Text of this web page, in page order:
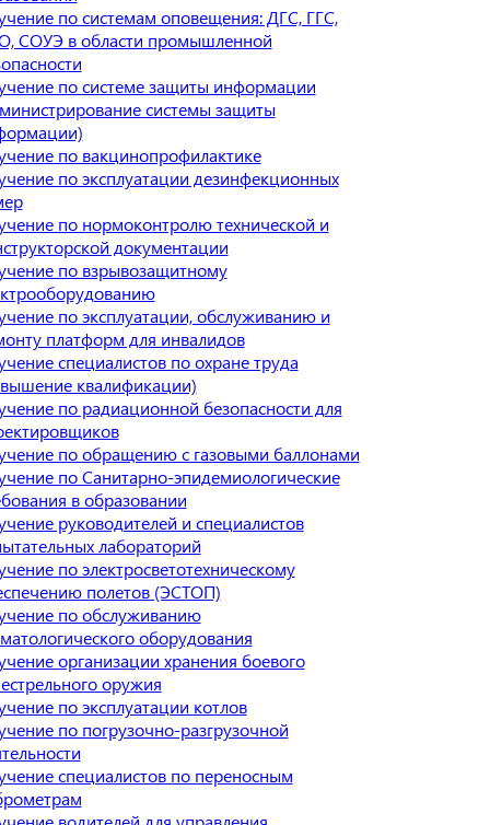
по системам оповещения: ДГС, ГГС,
СОУЭ в области промышленной
по системе защиты информации
системы защиты
по вакцинопрофилактике
по эксплуатации дезинфекционных
по нормоконтролю технической и
документации
по взрывозащитному
по эксплуатации, обслуживанию и
платформ для инвалидов
специалистов по охране труда
квалификации)
по радиационной безопасности для
по обращению с газовыми баллонами
по Санитарно-эпидемиологические
в образовании
руководителей и специалистов
лабораторий
по электросветотехническому
полетов (ЭСТОП)
по обслуживанию
оборудования
организации хранения боевого
оружия
по эксплуатации котлов
по погрузочно-разгрузочной
специалистов по переносным